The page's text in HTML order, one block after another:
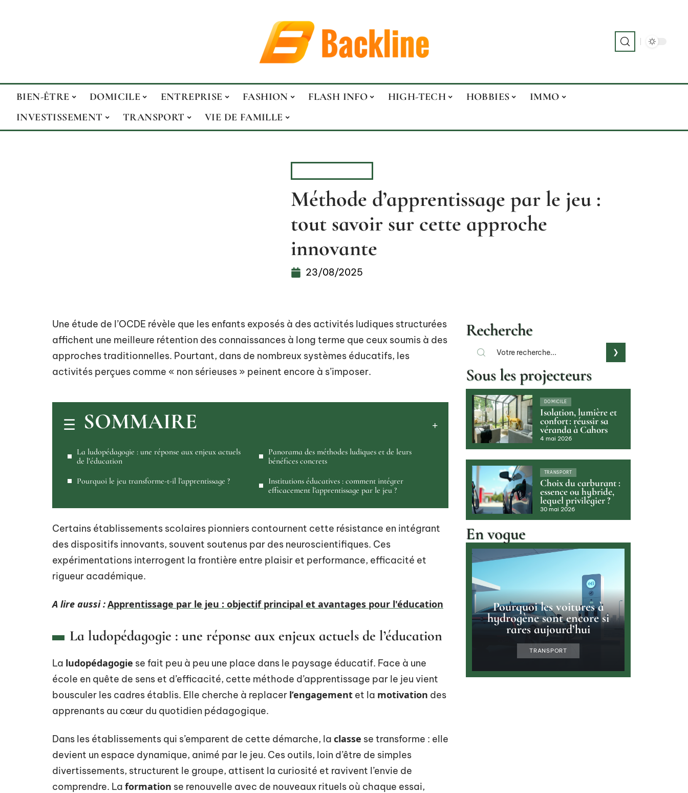
BIEN-ÊTRE DOMICILE ENTREPRISE FASHION FLASH INFO HIGH-TECH HOBBIES
IMMO
INVESTISSEMENT
TRANSPORT VIE DE FAMILLE
Méthode d’apprentissage par le jeu :
tout savoir sur cette approche
innovante
23/08/2025
Une étude de l’OCDE révèle que les enfants exposés à des activités ludiques structurées
affichent une meilleure rétention des connaissances à long terme que ceux soumis à des
approches traditionnelles. Pourtant, dans de nombreux systèmes éducatifs, les
activités perçues comme « non sérieuses » peinent encore à s’imposer.
SOMMAIRE
La ludopédagogie : une réponse aux enjeux actuels
de l’éducation
Pourquoi le jeu transforme-t-il l’apprentissage ?
Panorama des méthodes ludiques et de leurs
bénéfices concrets
Institutions éducatives : comment intégrer
efficacement l’apprentissage par le jeu ?
Certains établissements scolaires pionniers contournent cette résistance en intégrant
des dispositifs innovants, souvent soutenus par des neuroscientifiques. Ces
expérimentations interrogent la frontière entre plaisir et performance, efficacité et
rigueur académique.
A lire aussi :Apprentissage par le jeu : objectif principal et avantages pour l'éducation
La ludopédagogie : une réponse aux enjeux actuels de l’éducation
La ludopédagogie se fait peu à peu une place dans le paysage éducatif. Face à une
école en quête de sens et d’efficacité, cette méthode d’apprentissage par le jeu vient
bousculer les cadres établis. Elle cherche à replacer l’engagement et la motivation des
apprenants au cœur du quotidien pédagogique.
Dans les établissements qui s’emparent de cette démarche, la classe se transforme : elle
devient un espace dynamique, animé par le jeu. Ces outils, loin d’être de simples
divertissements, structurent le groupe, attisent la curiosité et ravivent l’envie de
comprendre. La formation se renouvelle avec de nouveaux rituels où chaque essai,
Recherche
Sous les projecteurs
DOMICILE
Isolation, lumière et
confort : réussir sa
véranda à Cahors
4 mai 2026
TRANSPORT
Choix du carburant :
essence ou hybride,
lequel privilégier ?
30 mai 2026
En vogue
Pourquoi les voitures à
hydrogène sont encore si
rares aujourd’hui
TRANSPORT